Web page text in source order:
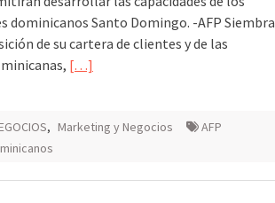
dominicanos Santo Domingo. -AFP Siembra
de su cartera de clientes y de las
[…]
, Marketing y Negocios
AFP